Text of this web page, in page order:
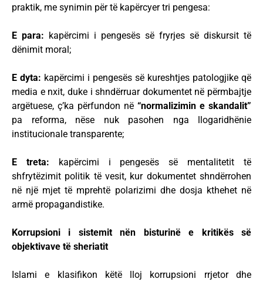
praktik, me synimin për të kapërcyer tri pengesa:
E para: kapërcimi i pengesës së fryrjes së diskursit të
dënimit moral;
E dyta: kapërcimi i pengesës së kureshtjes patologjike që
media e nxit, duke i shndërruar dokumentet në përmbajtje
argëtuese, ç’ka përfundon në “normalizimin e skandalit”
pa reforma, nëse nuk pasohen nga llogaridhënie
institucionale transparente;
E treta: kapërcimi i pengesës së mentalitetit të
shfrytëzimit politik të vesit, kur dokumentet shndërrohen
në një mjet të mprehtë polarizimi dhe dosja kthehet në
armë propagandistike.
Korrupsioni i sistemit nën bisturinë e kritikës së
objektivave të sheriatit
Islami e klasifikon këtë lloj korrupsioni rrjetor dhe